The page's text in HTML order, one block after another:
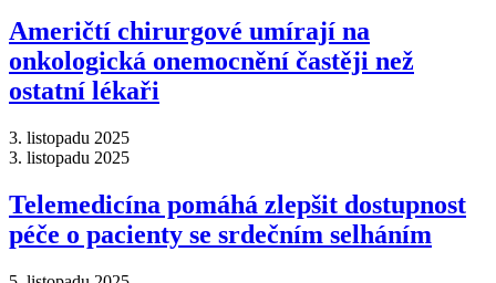
Američtí chirurgové umírají na
onkologická onemocnění častěji než
ostatní lékaři
3. listopadu 2025
3. listopadu 2025
Telemedicína pomáhá zlepšit dostupnost
péče o pacienty se srdečním selháním